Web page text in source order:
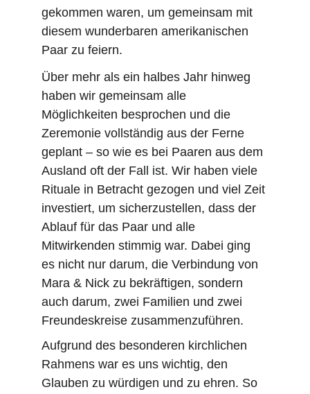
gekommen waren, um gemeinsam mit
diesem wunderbaren amerikanischen
Paar zu feiern.
Über mehr als ein halbes Jahr hinweg
haben wir gemeinsam alle
Möglichkeiten besprochen und die
Zeremonie vollständig aus der Ferne
geplant – so wie es bei Paaren aus dem
Ausland oft der Fall ist. Wir haben viele
Rituale in Betracht gezogen und viel Zeit
investiert, um sicherzustellen, dass der
Ablauf für das Paar und alle
Mitwirkenden stimmig war. Dabei ging
es nicht nur darum, die Verbindung von
Mara & Nick zu bekräftigen, sondern
auch darum, zwei Familien und zwei
Freundeskreise zusammenzuführen.
Aufgrund des besonderen kirchlichen
Rahmens war es uns wichtig, den
Glauben zu würdigen und zu ehren. So